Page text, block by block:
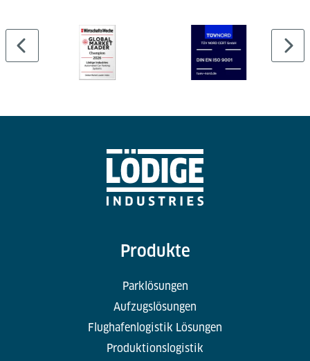
Produkte
Parklösungen
Aufzugslösungen
Flughafenlogistik Lösungen
Produktionslogistik